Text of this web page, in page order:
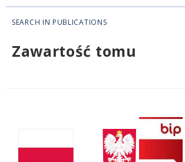
SEARCH IN PUBLICATIONS
Zawartość tomu